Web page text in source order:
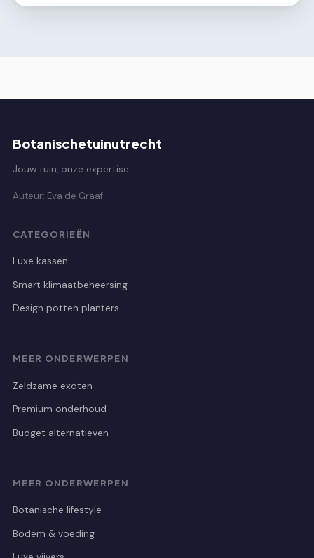
Botanischetuinutrecht
Jouw tuin, onze expertise.
Auteur: Eva de Graaf
CATEGORIEËN
Luxe kassen
Smart klimaatbeheersing
Design potten planters
MEER ONDERWERPEN
Zeldzame exoten
Premium onderhoud
Budget alternatieven
MEER ONDERWERPEN
Botanische lifestyle
Bodem & voeding